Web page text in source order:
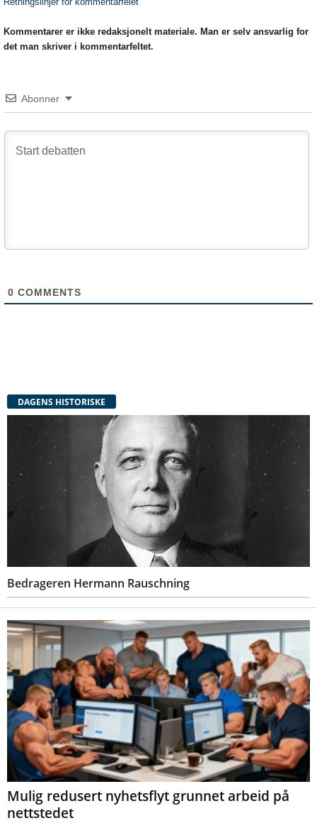
Kommentarer er ikke redaksjonelt materiale. Man er selv ansvarlig for
det man skriver i kommentarfeltet.
Abonner
0 COMMENTS
DAGENS HISTORISKE
Bedrageren Hermann Rauschning
Mulig redusert nyhetsflyt grunnet arbeid på
nettstedet